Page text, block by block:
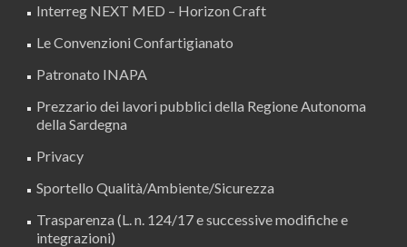
Interreg NEXT MED – Horizon Craft
Le Convenzioni Confartigianato
Patronato INAPA
Prezzario dei lavori pubblici della Regione Autonoma
della Sardegna
Privacy
Sportello Qualità/Ambiente/Sicurezza
Trasparenza (L. n. 124/17 e successive modifiche e
integrazioni)